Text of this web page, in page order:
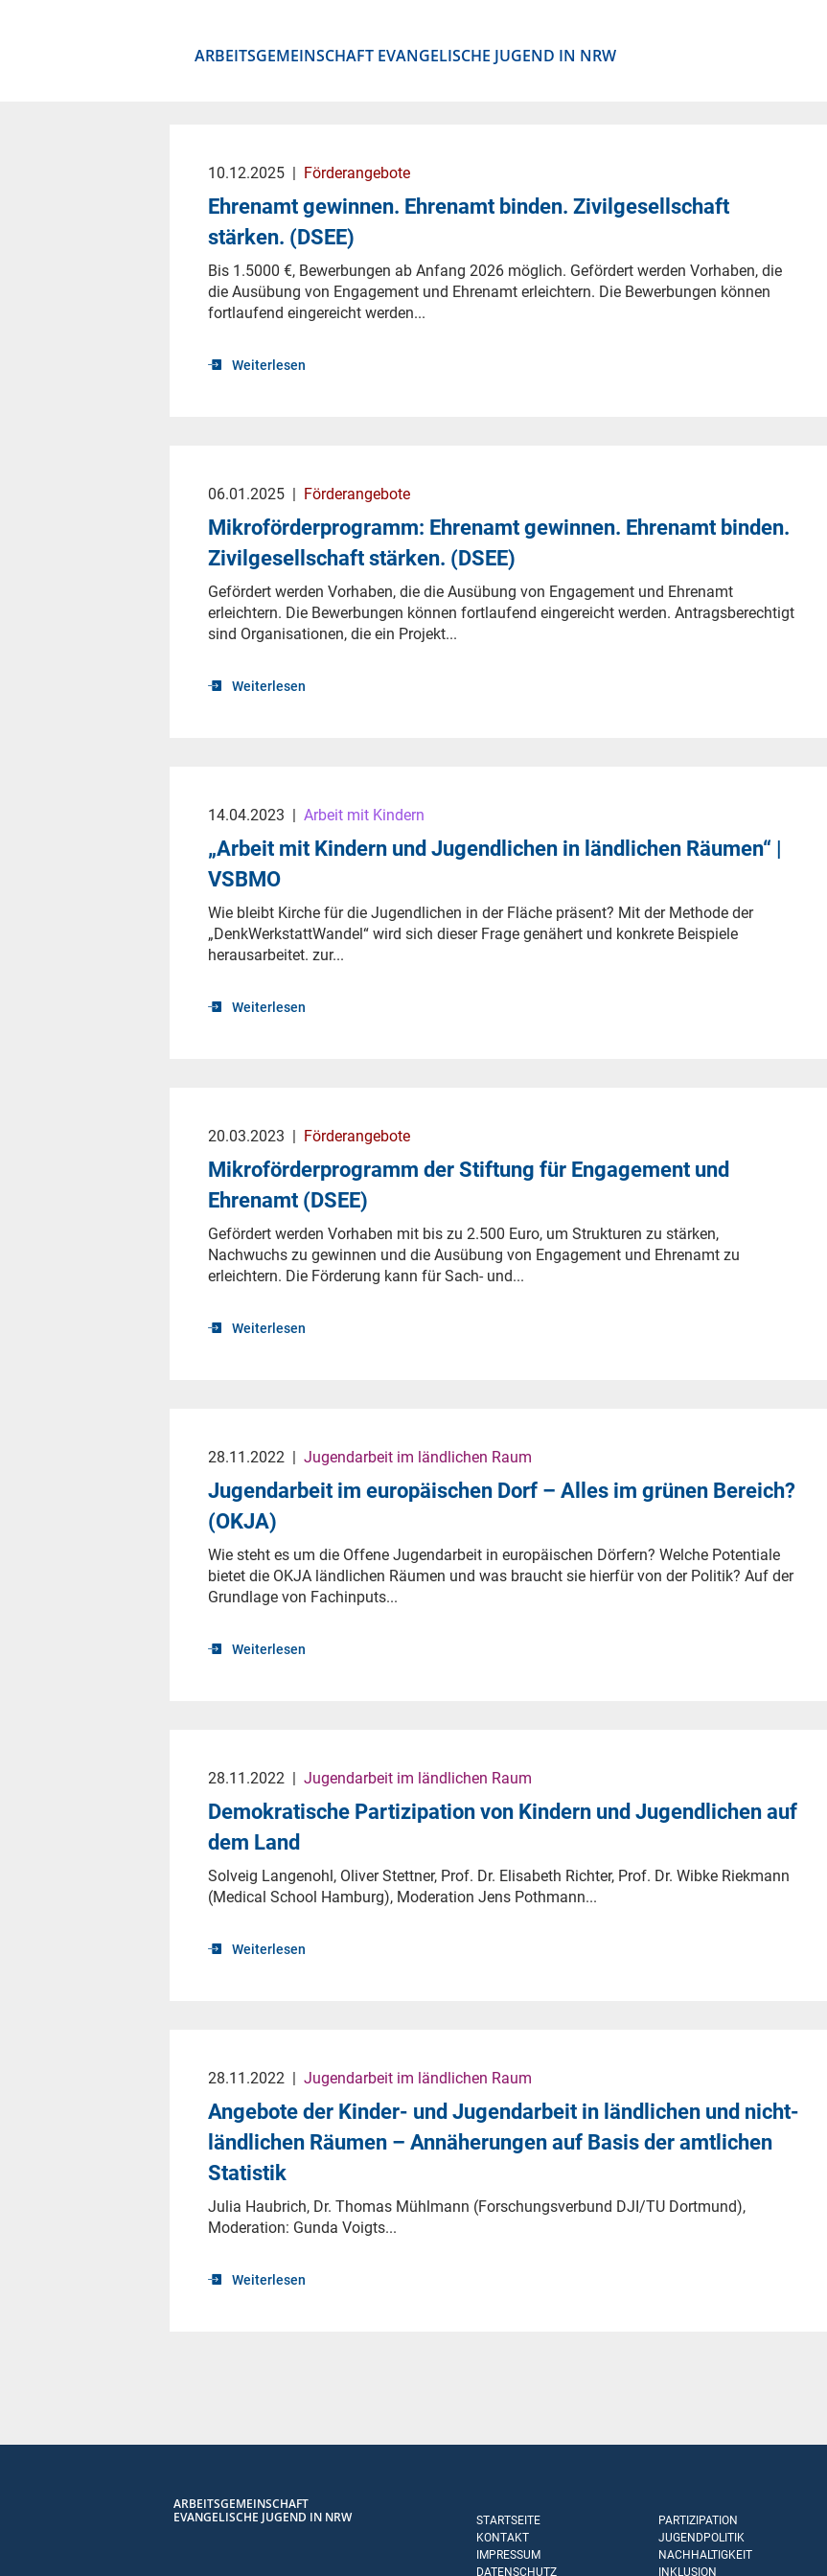
ARBEITSGEMEINSCHAFT EVANGELISCHE JUGEND IN NRW
10.12.2025 | Förderangebote
Ehrenamt gewinnen. Ehrenamt binden. Zivilgesellschaft
stärken. (DSEE)
Bis 1.5000 €, Bewerbungen ab Anfang 2026 möglich. Gefördert werden Vorhaben, die
die Ausübung von Engagement und Ehrenamt erleichtern. Die Bewerbungen können
fortlaufend eingereicht werden...
Weiterlesen
06.01.2025 | Förderangebote
Mikroförderprogramm: Ehrenamt gewinnen. Ehrenamt binden.
Zivilgesellschaft stärken. (DSEE)
Gefördert werden Vorhaben, die die Ausübung von Engagement und Ehrenamt
erleichtern. Die Bewerbungen können fortlaufend eingereicht werden. Antragsberechtigt
sind Organisationen, die ein Projekt...
Weiterlesen
14.04.2023 | Arbeit mit Kindern
„Arbeit mit Kindern und Jugendlichen in ländlichen Räumen“ |
VSBMO
Wie bleibt Kirche für die Jugendlichen in der Fläche präsent? Mit der Methode der
„DenkWerkstattWandel“ wird sich dieser Frage genähert und konkrete Beispiele
herausarbeitet. zur...
Weiterlesen
20.03.2023 | Förderangebote
Mikroförderprogramm der Stiftung für Engagement und
Ehrenamt (DSEE)
Gefördert werden Vorhaben mit bis zu 2.500 Euro, um Strukturen zu stärken,
Nachwuchs zu gewinnen und die Ausübung von Engagement und Ehrenamt zu
erleichtern. Die Förderung kann für Sach- und...
Weiterlesen
28.11.2022 | Jugendarbeit im ländlichen Raum
Jugendarbeit im europäischen Dorf – Alles im grünen Bereich?
(OKJA)
Wie steht es um die Offene Jugendarbeit in europäischen Dörfern? Welche Potentiale
bietet die OKJA ländlichen Räumen und was braucht sie hierfür von der Politik? Auf der
Grundlage von Fachinputs...
Weiterlesen
28.11.2022 | Jugendarbeit im ländlichen Raum
Demokratische Partizipation von Kindern und Jugendlichen auf
dem Land
Solveig Langenohl, Oliver Stettner, Prof. Dr. Elisabeth Richter, Prof. Dr. Wibke Riekmann
(Medical School Hamburg), Moderation Jens Pothmann...
Weiterlesen
28.11.2022 | Jugendarbeit im ländlichen Raum
Angebote der Kinder- und Jugendarbeit in ländlichen und nicht-
ländlichen Räumen – Annäherungen auf Basis der amtlichen
Statistik
Julia Haubrich, Dr. Thomas Mühlmann (Forschungsverbund DJI/TU Dortmund),
Moderation: Gunda Voigts...
Weiterlesen
ARBEITSGEMEINSCHAFT
EVANGELISCHE JUGEND IN NRW
STARTSEITE
KONTAKT
IMPRESSUM
DATENSCHUTZ
PARTIZIPATION
JUGENDPOLITIK
NACHHALTIGKEIT
INKLUSION